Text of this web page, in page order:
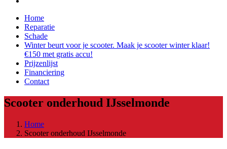
Home
Reparatie
Schade
Winter beurt voor je scooter. Maak je scooter winter klaar!
€150 met gratis accu!
Prijzenlijst
Financiering
Contact
Scooter onderhoud IJsselmonde
Home
Scooter onderhoud IJsselmonde